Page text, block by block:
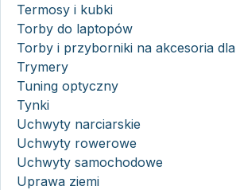
Termosy i kubki
Torby do laptopów
Torby i przyborniki na akcesoria
Trymery
Tuning optyczny
Tynki
Uchwyty narciarskie
Uchwyty rowerowe
Uchwyty samochodowe
Uprawa ziemi